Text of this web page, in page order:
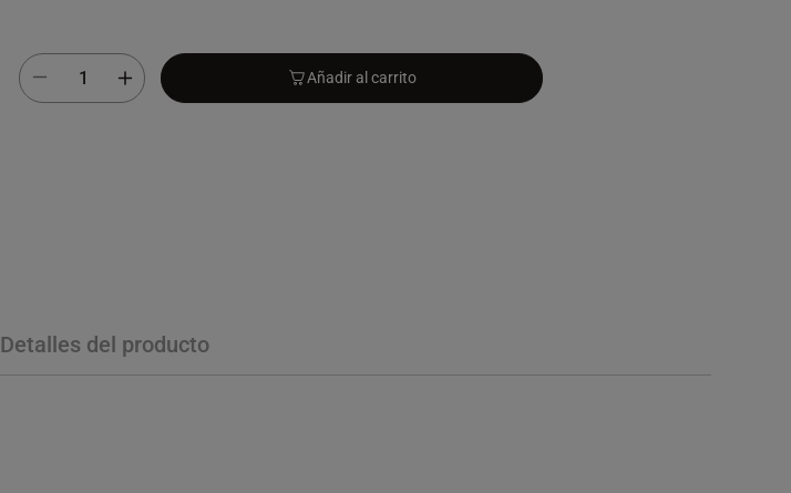
Añadir al carrito
Detalles del producto